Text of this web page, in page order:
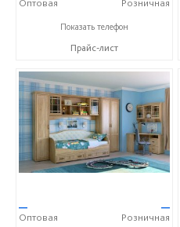
Оптовая Розничная
+7 (4722) 40-24-31
Показать телефон
Прайс-лист
—
Оптовая
—
Розничная